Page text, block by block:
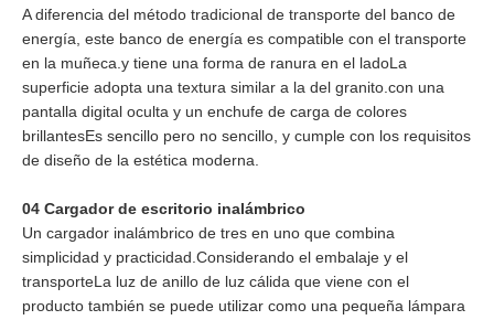
A diferencia del método tradicional de transporte del banco de
energía, este banco de energía es compatible con el transporte
en la muñeca.y tiene una forma de ranura en el ladoLa
superficie adopta una textura similar a la del granito.con una
pantalla digital oculta y un enchufe de carga de colores
brillantesEs sencillo pero no sencillo, y cumple con los requisitos
de diseño de la estética moderna.
04 Cargador de escritorio inalámbrico
Un cargador inalámbrico de tres en uno que combina
simplicidad y practicidad.Considerando el embalaje y el
transporteLa luz de anillo de luz cálida que viene con el
producto también se puede utilizar como una pequeña lámpara